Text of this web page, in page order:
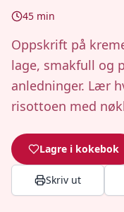
45 min
Oppskrift på
lage, smakfull og
anledninger. Lær
risottoen med
Lagre i kokebok
Skriv ut